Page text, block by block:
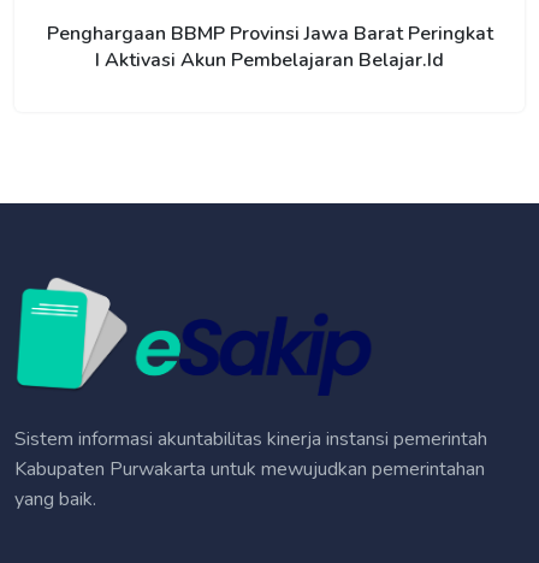
Penghargaan BBMP Provinsi Jawa Barat Peringkat
I Aktivasi Akun Pembelajaran Belajar.Id
Sistem informasi akuntabilitas kinerja instansi pemerintah
Kabupaten Purwakarta untuk mewujudkan pemerintahan
yang baik.